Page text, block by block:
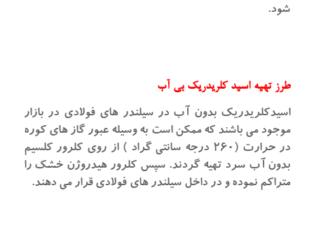
شود.
طرز تهیه اسید کلریدریک بی آب
اسیدکلریدریک بدون آب در سیلندر های فولادی در بازار
موجود می باشند که ممکن است به وسیله عبور گاز های کوره
در حرارت (۲۶۰ درجه سانتی گراد ) از روی کلرور کلسیم
بدون آب سرد تهیه گردند. سپس کلرور هیدروژن خشک را
متراکم نموده و در داخل سیلندر های فولادی قرار می دهند.